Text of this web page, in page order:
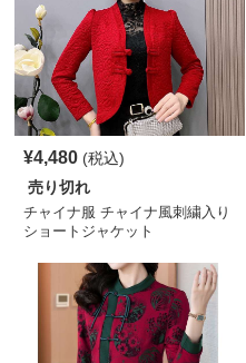
¥4,480 (税込)
売り切れ
チャイナ服 チャイナ風刺繍入り
ショートジャケット